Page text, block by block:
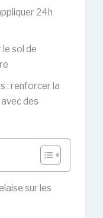
24h
sol de
: renforcer la
des
sur les